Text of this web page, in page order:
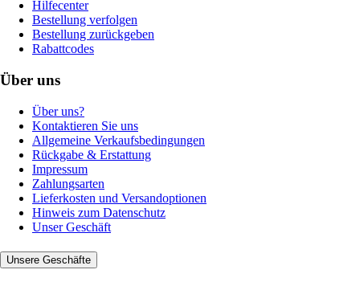
Hilfecenter
Bestellung verfolgen
Bestellung zurückgeben
Rabattcodes
Über uns
Über uns?
Kontaktieren Sie uns
Allgemeine Verkaufsbedingungen
Rückgabe & Erstattung
Impressum
Zahlungsarten
Lieferkosten und Versandoptionen
Hinweis zum Datenschutz
Unser Geschäft
Unsere Geschäfte